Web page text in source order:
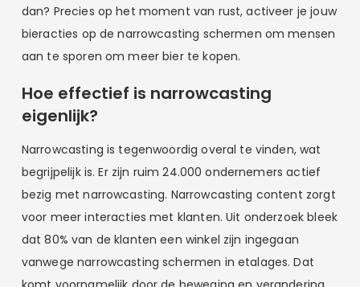
dan? Precies op het moment van rust, activeer je jouw
bieracties op de narrowcasting schermen om mensen
aan te sporen om meer bier te kopen.
Hoe effectief is narrowcasting
eigenlijk?
Narrowcasting is tegenwoordig overal te vinden, wat
begrijpelijk is. Er zijn ruim 24.000 ondernemers actief
bezig met narrowcasting. Narrowcasting content zorgt
voor meer interacties met klanten. Uit onderzoek bleek
dat 80% van de klanten een winkel zijn ingegaan
vanwege narrowcasting schermen in etalages. Dat